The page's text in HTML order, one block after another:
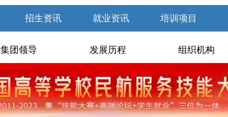
招生资讯 就业资讯 培训项目
集团领导 发展历程 组织机构